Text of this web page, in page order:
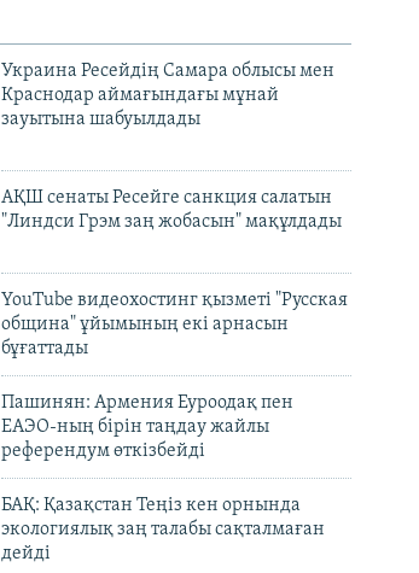
Украина Ресейдің Самара облысы мен
Краснодар аймағындағы мұнай
зауытына шабуылдады
АҚШ сенаты Ресейге санкция салатын
"Линдси Грэм заң жобасын" мақұлдады
YouTube видеохостинг қызметі "Русская
община" ұйымының екі арнасын
бұғаттады
Пашинян: Армения Еуроодақ пен
ЕАЭО-ның бірін таңдау жайлы
референдум өткізбейді
БАҚ: Қазақстан Теңіз кен орнында
экологиялық заң талабы сақталмаған
дейді